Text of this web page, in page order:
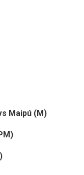
Maipú (M)